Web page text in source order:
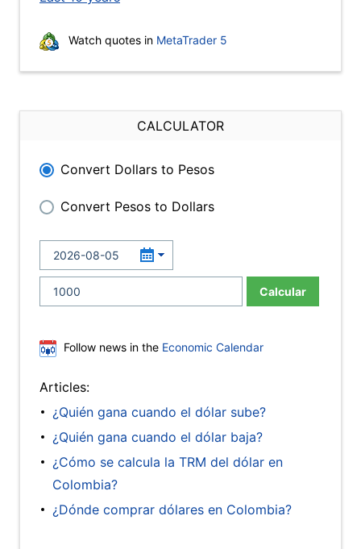
Watch quotes in MetaTrader 5
CALCULATOR
Convert Dollars to Pesos
Convert Pesos to Dollars
Calcular
Follow news in the Economic Calendar
Articles:
¿Quién gana cuando el dólar sube?
¿Quién gana cuando el dólar baja?
¿Cómo se calcula la TRM del dólar en
Colombia?
¿Dónde comprar dólares en Colombia?